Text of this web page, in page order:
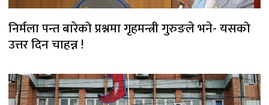
निर्मला पन्त बारेको प्रश्नमा गृहमन्त्री गुरुङले भने- यसको
उत्तर दिन चाहन्न !